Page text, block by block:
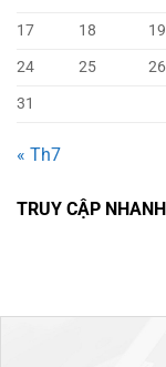
17
18 19
24
25 26
31
« Th7
TRUY CẬP NHANH